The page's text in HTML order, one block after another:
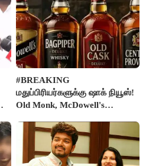
#BREAKING
மதுப்பிரியர்களுக்கு ஷாக் நியூஸ்!
Old Monk, McDowell's
FSSAI தடை